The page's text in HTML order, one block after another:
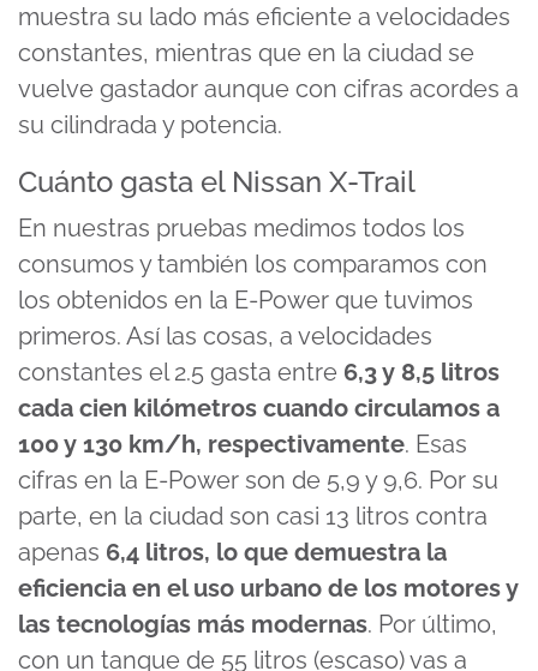
muestra su lado más eficiente a velocidades
constantes, mientras que en la ciudad se
vuelve gastador aunque con cifras acordes a
su cilindrada y potencia.
Cuánto gasta el Nissan X-Trail
En nuestras pruebas medimos todos los
consumos y también los comparamos con
los obtenidos en la E-Power que tuvimos
primeros. Así las cosas, a velocidades
constantes el 2.5 gasta entre 6,3 y 8,5 litros
cada cien kilómetros cuando circulamos a
100 y 130 km/h, respectivamente. Esas
cifras en la E-Power son de 5,9 y 9,6. Por su
parte, en la ciudad son casi 13 litros contra
apenas 6,4 litros, lo que demuestra la
eficiencia en el uso urbano de los motores y
las tecnologías más modernas. Por último,
con un tanque de 55 litros (escaso) vas a